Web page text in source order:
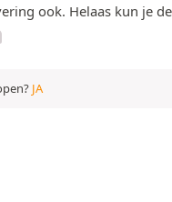
ook. Helaas kun je
JA